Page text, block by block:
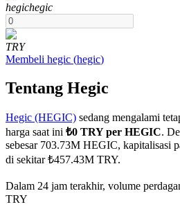
COIN-M Berjangka
Mata Uang Kripto Berjangka
TradFi
hegichegic
TRY
Membeli hegic (hegic)
Tentang Hegic
Hegic (HEGIC) sedang mengalami
harga saat ini ₺0 TRY per HEGIC.
sebesar 703.73M HEGIC, kapitalisasi
di sekitar ₺457.43M TRY.
Dalam 24 jam terakhir, volume
TRY